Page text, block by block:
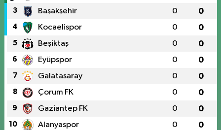
3 Başakşehir 0 0
4 Kocaelispor 0 0
5 Beşiktaş 0 0
6 Eyüpspor 0 0
7 Galatasaray 0 0
8 Çorum FK 0 0
9 Gaziantep FK 0 0
10 Alanyaspor 0 0